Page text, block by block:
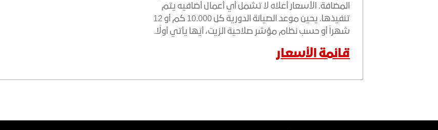
المضافة. الأسعار أعلاه لا تشمل أي أعمال أضافيه يتم
تنفيذها. يحين موعد الصيانة الدورية كل 10.000 كم أو 12
شهراً أو حسب نظام مؤشر صلاحية الزيت، أيّها يأتي أولًا.
قائمة الأسعار